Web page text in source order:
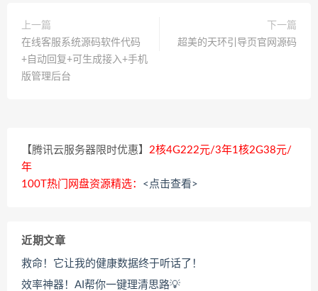
上一篇
在线客服系统源码软件代码
+自动回复+可生成接入+手机
版管理后台
下一篇
超美的天环引导页官网源码
【腾讯云服务器限时优惠】 2核4G222元/3年1核2G38元/
年
100T热门网盘资源精选： <点击查看>
近期文章
救命！它让我的健康数据终于听话了！
效率神器！AI帮你一键理清思路💡